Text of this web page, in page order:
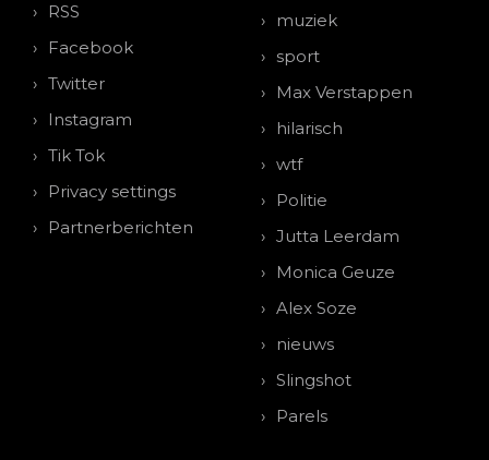
RSS
Facebook
Twitter
Instagram
Tik Tok
Privacy settings
Partnerberichten
muziek
sport
Max Verstappen
hilarisch
wtf
Politie
Jutta Leerdam
Monica Geuze
Alex Soze
nieuws
Slingshot
Parels